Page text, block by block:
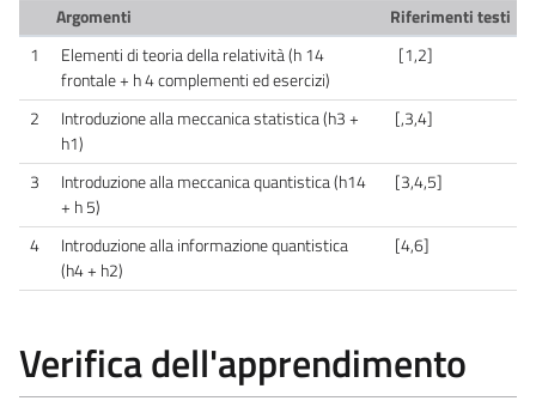
Argomenti
Riferimenti testi
1
Elementi di teoria della relatività (h 14
frontale + h 4 complementi ed esercizi)
[1,2]
2
Introduzione alla meccanica statistica (h3 +
h1)
[,3,4]
3
Introduzione alla meccanica quantistica (h14
+ h 5)
[3,4,5]
4
Introduzione alla informazione quantistica
(h4 + h2)
[4,6]
Verifica dell'apprendimento